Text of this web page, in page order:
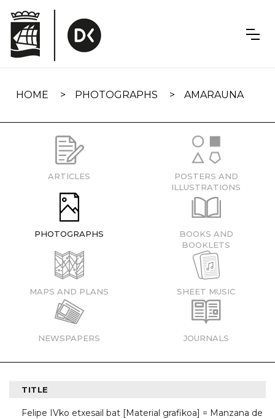
navigation
HOME PHOTOGRAPHS AMARAUNA
ARTICLES
POSTERS AND
ILLUSTRATIONS
PHOTOGRAPHS
BOOKS AND
BOOKLETS
MAPS AND PLANS SHEET MUSIC
NEWSPAPERS JOURNALS
TITLE
Felipe IVko etxesail bat [Material grafikoa] = Manzana de